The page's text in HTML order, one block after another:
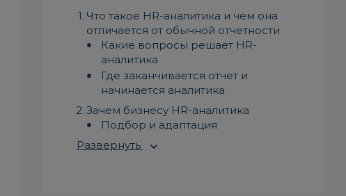
Что такое HR-аналитика и чем она
отличается от обычной отчетности
Какие вопросы решает HR-
аналитика
Где заканчивается отчет и
начинается аналитика
Зачем бизнесу HR-аналитика
Подбор и адаптация
Развернуть